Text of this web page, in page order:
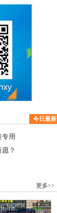
今日最新
用
？
更多>>